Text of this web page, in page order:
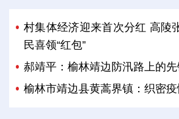
村集体经济迎来首次分红 高陵
民喜领“红包”
郝靖平：榆林靖边防汛路上的先
榆林市靖边县黄蒿界镇：织密疫